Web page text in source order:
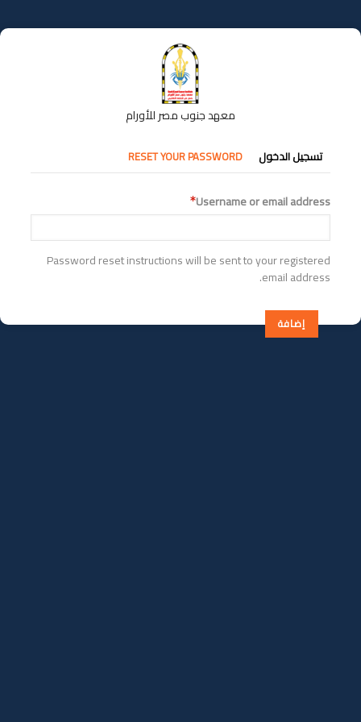
إلى
المحتوى
معهد جنوب مصر للأورام
التبويبات
الأساسية
تسجيل الدخول RESET YOUR PASSWORD
Username or email address
Password reset instructions will be sent to your registered
email address.